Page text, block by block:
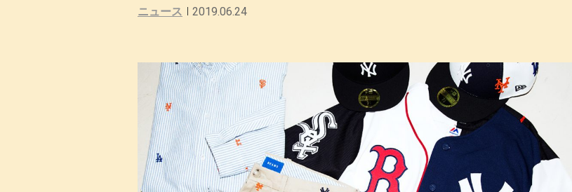
ニュース
2019.06.24